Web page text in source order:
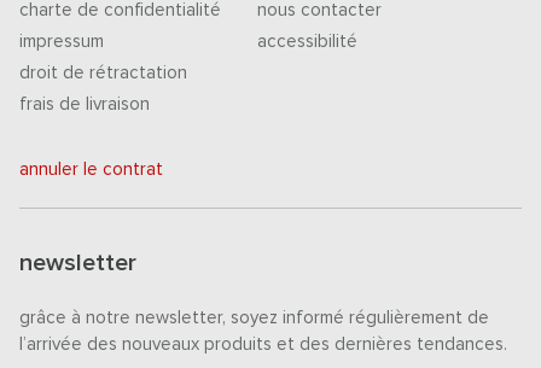
charte de confidentialité
impressum
droit de rétractation
frais de livraison
nous contacter
accessibilité
annuler le contrat
newsletter
grâce à notre newsletter, soyez informé régulièrement de
l’arrivée des nouveaux produits et des dernières tendances.